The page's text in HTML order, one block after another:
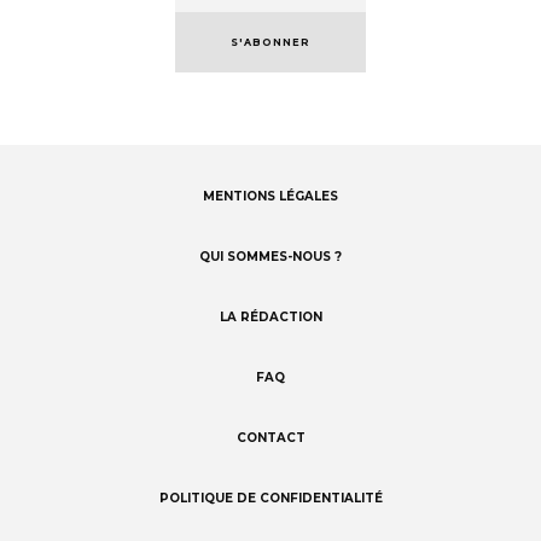
S'ABONNER
MENTIONS LÉGALES
QUI SOMMES-NOUS ?
LA RÉDACTION
FAQ
CONTACT
POLITIQUE DE CONFIDENTIALITÉ